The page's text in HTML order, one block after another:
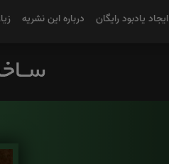
ایجاد یادبود رایگان درباره این نشریه